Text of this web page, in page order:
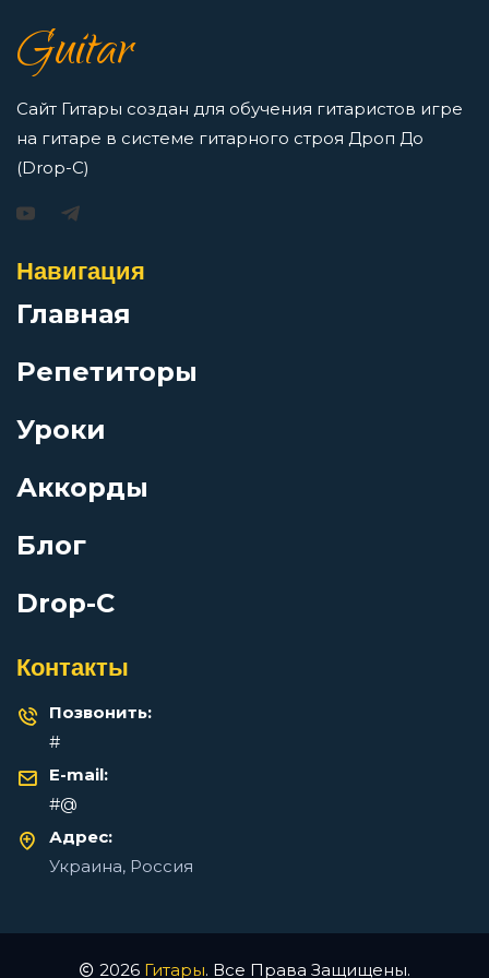
Вот и все мои песенки
Всё случилось не с тобой
Гонщик
Гопник
Горыгорыгоры
Господа
Просмотров: 16417 чел.
Перейти
Игорь Растеряев — Безрукавочка: аккорды для
Просмотров: 15193 чел.
АукцЫон — Возле меня: аккорды для гитары
Перейти
Просмотров: 10182 чел.
Что такое каподастр простыми словами
Просмотров: 9292 чел.
Guitar
Сайт Гитары создан для обучения гитаристов игре
на гитаре в системе гитарного строя Дроп До
(Drop-C)
Навигация
Главная
Репетиторы
Уроки
Аккорды
Блог
Drop-C
Контакты
Позвонить:
#
E-mail:
#@
Адрес:
Украина, Россия
2026 Гитары. Все Права Защищены.